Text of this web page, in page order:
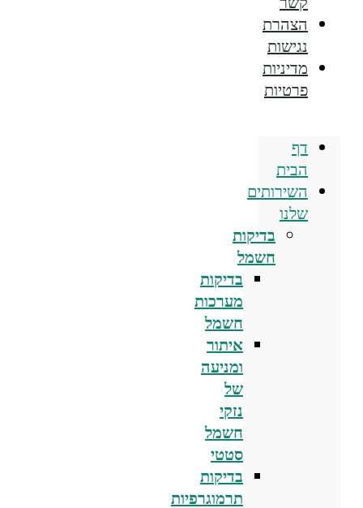
הצהרת
נגישות
מדיניות
פרטיות
דף
הבית
השירותים
שלנו
בדיקות
חשמל
בדיקות
מערכות
חשמל
איתור
ומניעה
של
נזקי
חשמל
סטטי
בדיקות
תרמוגרפיות